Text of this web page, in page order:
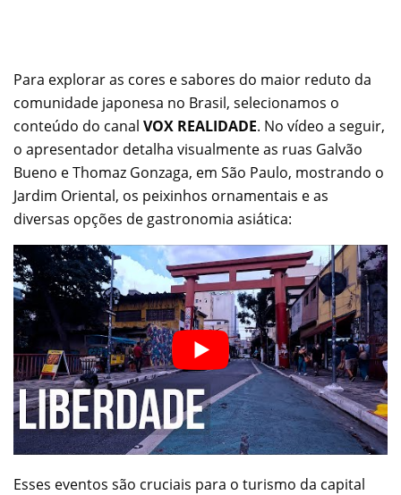
Para explorar as cores e sabores do maior reduto da
comunidade japonesa no Brasil, selecionamos o
conteúdo do canal VOX REALIDADE. No vídeo a seguir,
o apresentador detalha visualmente as ruas Galvão
Bueno e Thomaz Gonzaga, em São Paulo, mostrando o
Jardim Oriental, os peixinhos ornamentais e as
diversas opções de gastronomia asiática:
Esses eventos são cruciais para o turismo da capital